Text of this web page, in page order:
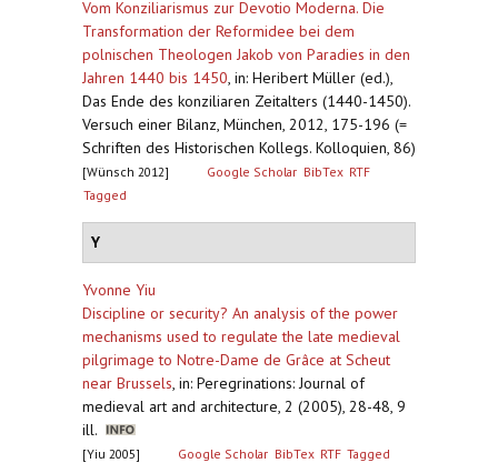
Vom Konziliarismus zur Devotio Moderna. Die
Transformation der Reformidee bei dem
polnischen Theologen Jakob von Paradies in den
Jahren 1440 bis 1450, in: Heribert Müller (ed.),
Das Ende des konziliaren Zeitalters (1440-1450).
Versuch einer Bilanz, München, 2012, 175-196 (=
Schriften des Historischen Kollegs. Kolloquien, 86)
[Wünsch 2012] Google Scholar BibTex RTF
Tagged
Y
Yvonne Yiu
Discipline or security? An analysis of the power
mechanisms used to regulate the late medieval
pilgrimage to Notre-Dame de Grâce at Scheut
near Brussels, in: Peregrinations: Journal of
medieval art and architecture, 2 (2005), 28-48, 9
ill.
[Yiu 2005] Google Scholar BibTex RTF Tagged